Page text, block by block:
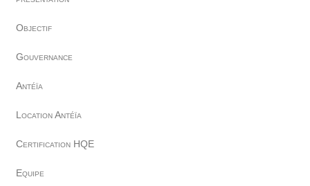
Objectif
Gouvernance
Antéïa
Location Antéïa
Certification HQE
Equipe